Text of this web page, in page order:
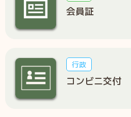
会員証
行政
コンビニ交付